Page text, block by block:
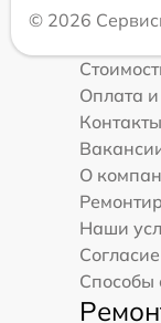
© 2026
Оплата
Контакты
О
Наши
Способы